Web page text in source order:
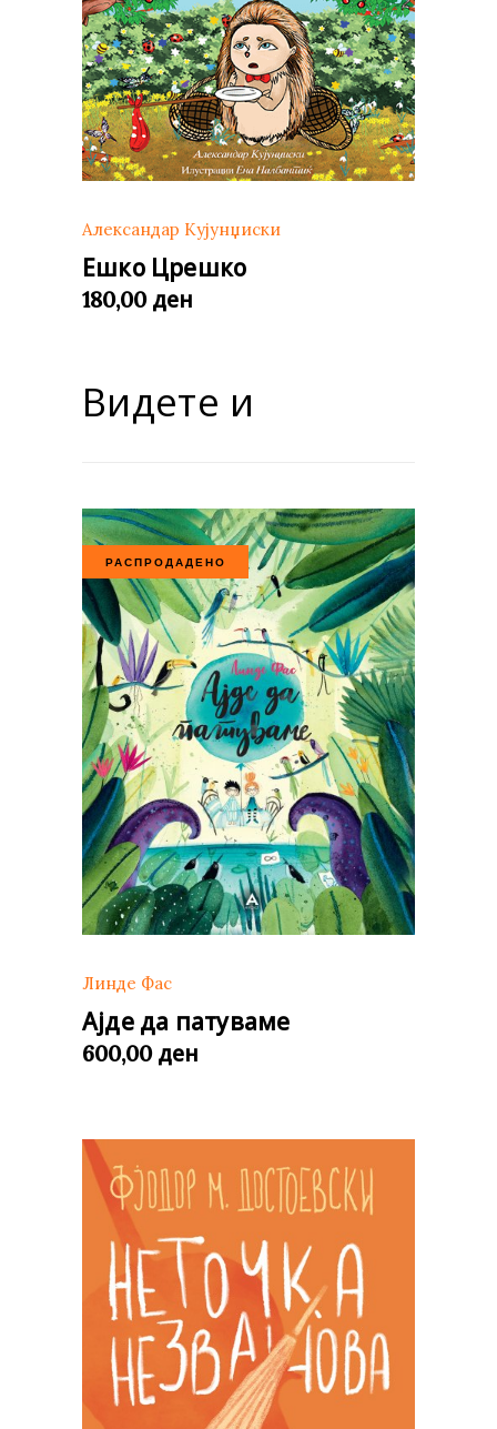
Александар Кујунџиски
Ешко Црешко
180,00 ден
Видете и
РАСПРОДАДЕНО
Линде Фас
Ајде да патуваме
600,00 ден